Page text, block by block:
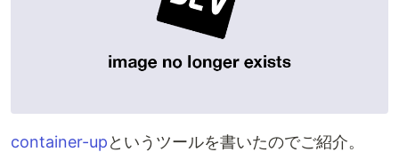
container-upというツールを書いたのでご紹介。